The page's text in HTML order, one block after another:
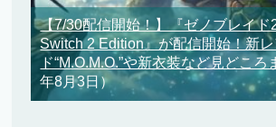
【7/30配信開始！】『ゼノブレイド
Switch 2 Edition』が配信開始！新
ド“M.O.M.O.”や新衣装など見どころ
年8月3日）